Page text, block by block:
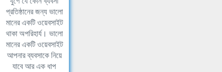
প্রতিষ্ঠানের জন্য ভালো
মানের একটি ওয়েবসাইট
থাকা অপরিহার্য। ভালো
মানের একটি ওয়েবসাইট
আপনার ব্যবসাকে নিয়ে
যাবে আর এক ধাপ